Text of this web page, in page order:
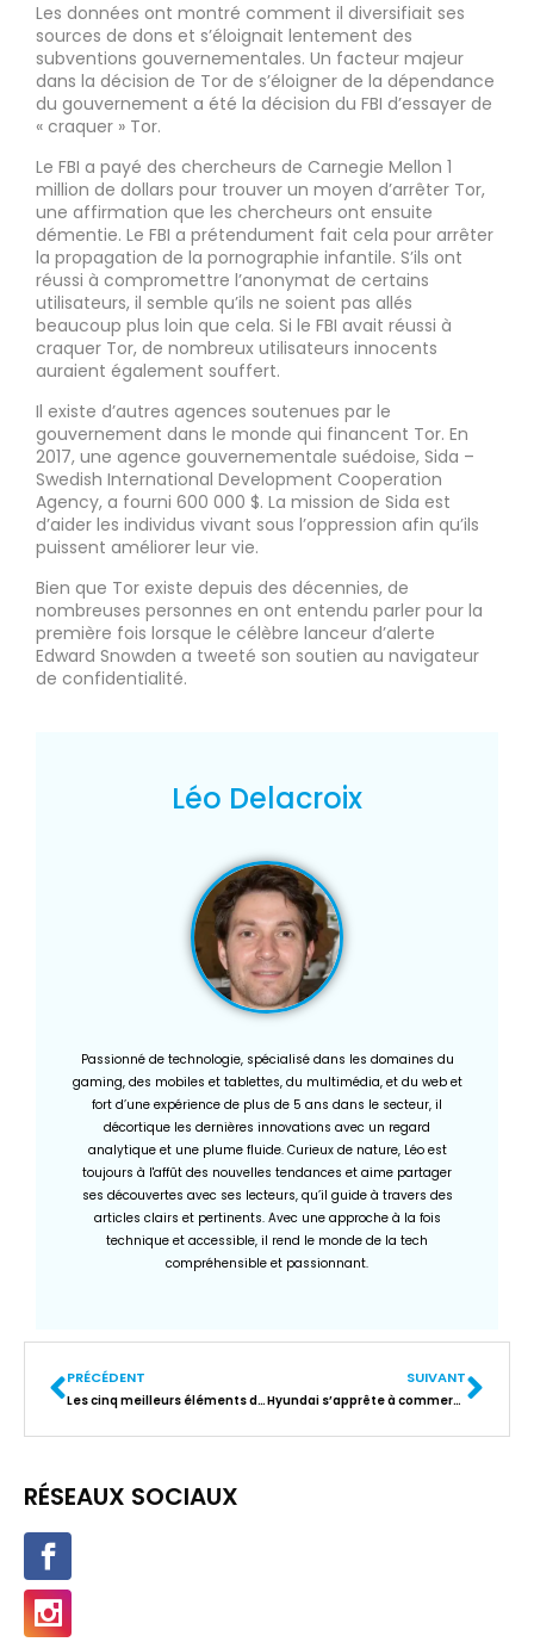
Les données ont montré comment il diversifiait ses
sources de dons et s’éloignait lentement des
subventions gouvernementales. Un facteur majeur
dans la décision de Tor de s’éloigner de la dépendance
du gouvernement a été la décision du FBI d’essayer de
« craquer » Tor.
Le FBI a payé des chercheurs de Carnegie Mellon 1
million de dollars pour trouver un moyen d’arrêter Tor,
une affirmation que les chercheurs ont ensuite
démentie. Le FBI a prétendument fait cela pour arrêter
la propagation de la pornographie infantile. S’ils ont
réussi à compromettre l’anonymat de certains
utilisateurs, il semble qu’ils ne soient pas allés
beaucoup plus loin que cela. Si le FBI avait réussi à
craquer Tor, de nombreux utilisateurs innocents
auraient également souffert.
Il existe d’autres agences soutenues par le
gouvernement dans le monde qui financent Tor. En
2017, une agence gouvernementale suédoise, Sida –
Swedish International Development Cooperation
Agency, a fourni 600 000 $. La mission de Sida est
d’aider les individus vivant sous l’oppression afin qu’ils
puissent améliorer leur vie.
Bien que Tor existe depuis des décennies, de
nombreuses personnes en ont entendu parler pour la
première fois lorsque le célèbre lanceur d’alerte
Edward Snowden a tweeté son soutien au navigateur
de confidentialité.
Léo Delacroix
Passionné de technologie, spécialisé dans les domaines du
gaming, des mobiles et tablettes, du multimédia, et du web et
fort d’une expérience de plus de 5 ans dans le secteur, il
décortique les dernières innovations avec un regard
analytique et une plume fluide. Curieux de nature, Léo est
toujours à l'affût des nouvelles tendances et aime partager
ses découvertes avec ses lecteurs, qu’il guide à travers des
articles clairs et pertinents. Avec une approche à la fois
technique et accessible, il rend le monde de la tech
compréhensible et passionnant.
PRÉCÉDENT
Les cinq meilleurs éléments dans Fortnite et leur influence sur votre jeu
SUIVANT
Hyundai s’apprête à commercialiser le véhicule électrique Kona
RÉSEAUX SOCIAUX